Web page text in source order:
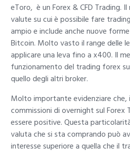
eToro, è un Forex & CFD Trading.
valute su cui è possibile fare
ampio e include anche nuove
Bitcoin. Molto vasto il range delle
applicare una leva fino a x400. Il
funzionamento del trading forex
quello degli altri broker.
Molto importante evidenziare che,
commissioni di overnight sul Forex
essere positive. Questa
valuta che si sta comprando può
interesse superiore a quella che il